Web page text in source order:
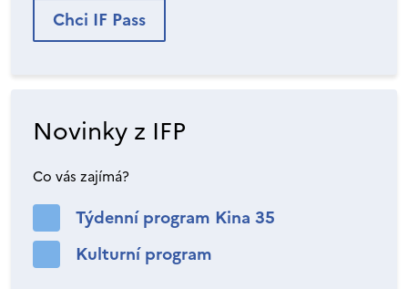
Chci IF Pass
Novinky z IFP
Co vás zajímá?
Týdenní program Kina 35
Kulturní program